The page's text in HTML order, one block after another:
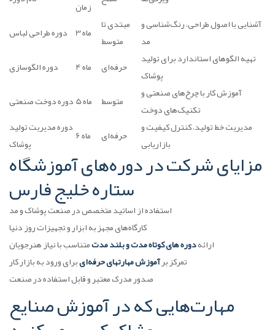
زمان
دوره طراحی لباس
3 ماه
مبتدی تا
متوسط
آشنایی با اصول طراحی، رنگ‌شناسی و
مد
دوره الگو‌سازی
4 ماه حرفه‌ای
تهیه الگوهای استاندارد برای تولید
پوشاک
دوره دوخت صنعتی 5 ماه متوسط
آموزش کار با چرخ‌های صنعتی و
تکنیک‌های دوخت
دوره مدیریت تولید
پوشاک
6 ماه حرفه‌ای
مدیریت خط تولید، کنترل کیفیت و
بازاریابی
مزایای شرکت در دوره‌های آموزشگاه
ستاره خلیج فارس
استفاده از اساتید متخصص در صنعت پوشاک و مد
کارگاه‌های مجهز به ابزار و تجهیزات روز دنیا
ارائهدوره های کوتاه مدت و بلند مدتمتناسب با نیاز هنرجویان
تمرکز برآموزش مهارتهای حرفه‌ایبرای ورود به بازار کار
صدور مدرک معتبر و قابل استفاده در صنعت
مهارت‌هایی که در آموزش صنایع